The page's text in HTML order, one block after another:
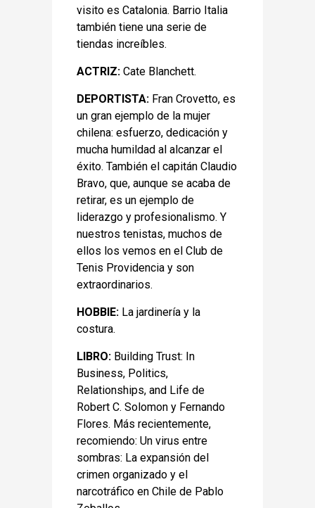
visito es Catalonia. Barrio Italia
también tiene una serie de
tiendas increíbles.
ACTRIZ: Cate Blanchett.
DEPORTISTA: Fran Crovetto, es
un gran ejemplo de la mujer
chilena: esfuerzo, dedicación y
mucha humildad al alcanzar el
éxito. También el capitán Claudio
Bravo, que, aunque se acaba de
retirar, es un ejemplo de
liderazgo y profesionalismo. Y
nuestros tenistas, muchos de
ellos los vemos en el Club de
Tenis Providencia y son
extraordinarios.
HOBBIE: La jardinería y la
costura.
LIBRO: Building Trust: In
Business, Politics,
Relationships, and Life de
Robert C. Solomon y Fernando
Flores. Más recientemente,
recomiendo: Un virus entre
sombras: La expansión del
crimen organizado y el
narcotráfico en Chile de Pablo